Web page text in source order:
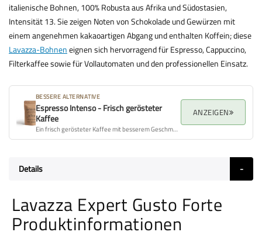
italienische Bohnen, 100% Robusta aus Afrika und Südostasien,
Intensität 13. Sie zeigen Noten von Schokolade und Gewürzen mit
einem angenehmen kakaoartigen Abgang und enthalten Koffein; diese
Lavazza-Bohneneignen sich hervorragend für Espresso, Cappuccino,
Filterkaffee sowie für Vollautomaten und den professionellen Einsatz.
BESSERE ALTERNATIVE
Espresso Intenso - Frisch gerösteter
Kaffee
Ein frisch gerösteter Kaffee mit besserem Geschmacksprofil, Aroma und Gesamtqualität.
ANZEIGEN
Details
Lavazza Expert Gusto Forte
Produktinformationen